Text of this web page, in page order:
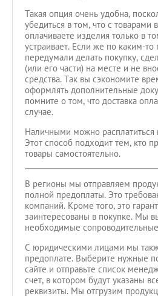
Такая опция очень удобна,
убедиться в том, что с товарами
оплачиваете изделия только в
устраивает. Если же по каким-
передумали делать покупку,
(или его части) на месте и не
средства. Так вы сэкономите
оформлять дополнительные
помните о том, что доставка
случае.
Наличными можно расплатиться
Этот способ подходит тем, кто
товары самостоятельно.
В регионы мы отправляем
полной предоплаты. Это
компаний. Кроме того, это
заинтересованы в покупке. Мы
необходимые
С юридическими лицами мы
предоплате. Выберите нужные
сайте и отправьте список
счет, в котором будут указаны
реквизиты. Мы отгрузим